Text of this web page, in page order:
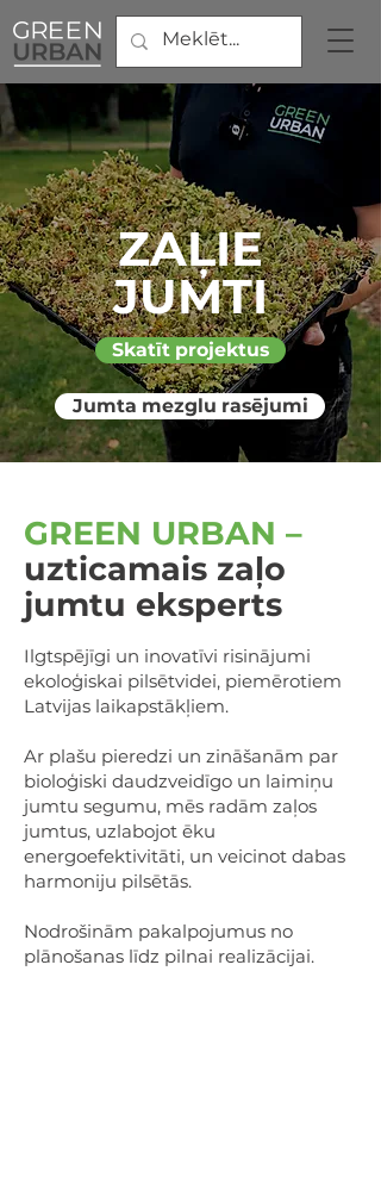
ZAĻIE
JUMTI
Skatīt projektus
Jumta mezglu rasējumi
GREEN URBAN –
uzticamais zaļo
jumtu eksperts
Ilgtspējīgi un inovatīvi risinājumi
ekoloģiskai pilsētvidei, piemērotiem
Latvijas laikapstākļiem.
Ar plašu pieredzi un zināšanām par
bioloģiski daudzveidīgo un laimiņu
jumtu segumu, mēs radām zaļos
jumtus, uzlabojot ēku
energoefektivitāti, un veicinot dabas
harmoniju pilsētās.
Nodrošinām pakalpojumus no
plānošanas līdz pilnai realizācijai.